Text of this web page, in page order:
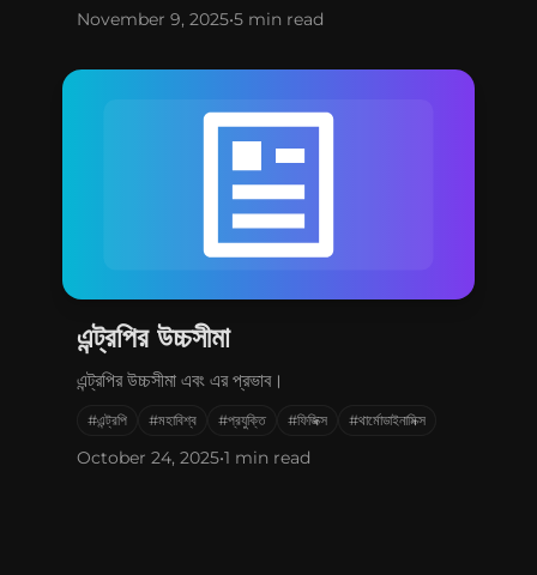
November 9, 2025•5 min read
এন্ট্রপির উচ্চসীমা
এন্ট্রপির উচ্চসীমা এবং এর প্রভাব।
#এন্ট্রপি #মহাবিশ্ব #প্রযুক্তি #ফিজিক্স #থার্মোডাইনামিক্স
October 24, 2025•1 min read